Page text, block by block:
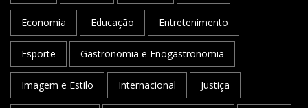
Economia Educação Entretenimento
Esporte Gastronomia e Enogastronomia
Imagem e Estilo Internacional Justiça